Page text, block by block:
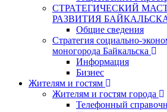
СТРАТЕГИЧЕСКИЙ
РАЗВИТИЯ
Общие сведения
Стратегия социально-
моногорода Байкальска
Информация
Бизнес
Жителям и гостям
Жителям и гостям города
Телефонный